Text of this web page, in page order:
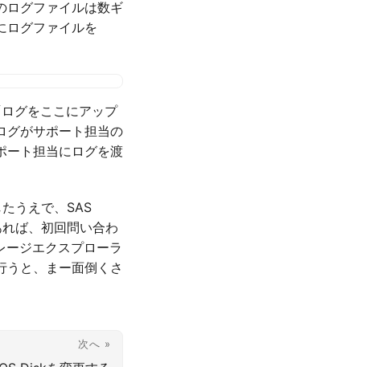
ログファイルは数ギ
ログファイルを
グをここにアップ
グがサポート担当の
ート担当にログを渡
うえで、SAS
ば、初回問い合わ
ジエクスプローラ
と、まー面倒くさ
次へ »